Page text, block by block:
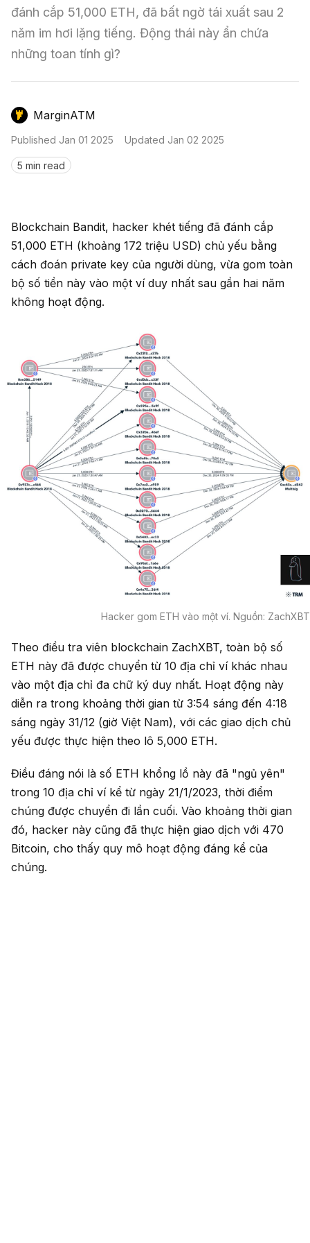
Kinh Nghiệm Đầu Tư
Sàn Giao Dịch
Mô Hình Biểu Đồ Giá
GameFi
Sign in
đánh cắp 51,000 ETH, đã bất ngờ tái xuất sau 2
năm im hơi lặng tiếng. Động thái này ẩn chứa
những toan tính gì?
MarginATM
Published Jan 01 2025 Updated Jan 02 2025
5 min read
Blockchain Bandit, hacker khét tiếng đã đánh cắp
51,000 ETH (khoảng 172 triệu USD) chủ yếu bằng
cách đoán private key của người dùng, vừa gom toàn
bộ số tiền này vào một ví duy nhất sau gần hai năm
không hoạt động.
Hacker gom ETH vào một ví. Nguồn: ZachXBT
Theo điều tra viên blockchain ZachXBT, toàn bộ số
ETH này đã được chuyển từ 10 địa chỉ ví khác nhau
vào một địa chỉ đa chữ ký duy nhất. Hoạt động này
diễn ra trong khoảng thời gian từ 3:54 sáng đến 4:18
sáng ngày 31/12 (giờ Việt Nam), với các giao dịch chủ
yếu được thực hiện theo lô 5,000 ETH.
Điều đáng nói là số ETH khổng lồ này đã "ngủ yên"
trong 10 địa chỉ ví kể từ ngày 21/1/2023, thời điểm
chúng được chuyển đi lần cuối. Vào khoảng thời gian
đó, hacker này cũng đã thực hiện giao dịch với 470
Bitcoin, cho thấy quy mô hoạt động đáng kể của
chúng.